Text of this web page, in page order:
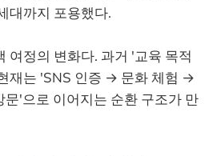
대까지 포용했다.
여정의 변화다. 과거 '교육 목적
재는 'SNS 인증 → 문화 체험 →
'으로 이어지는 순환 구조가 만